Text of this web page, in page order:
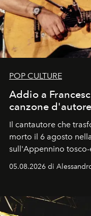
POP CULTURE
Addio a
canzone d'autore
Il cantautore che
morto il 6 agosto
sull'Appennino
05.08.2026 di